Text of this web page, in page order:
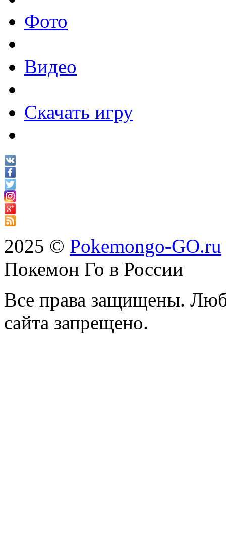
Фото
Видео
Скачать игру
2025 © Pokemongo-GO.ru
Покемон Го в России
Все права защищены.
сайта запрещено.